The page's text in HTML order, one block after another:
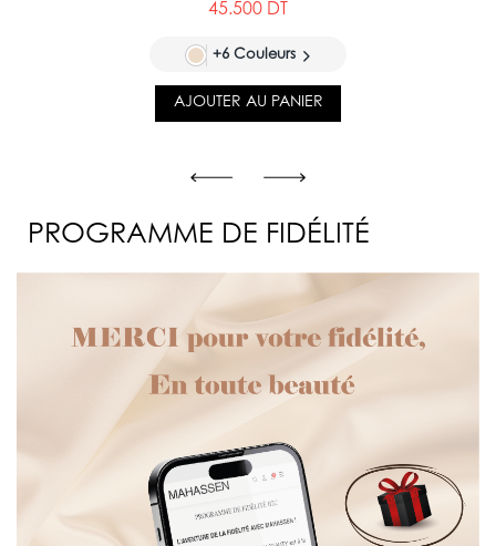
45.500 DT
+6 Couleurs
AJOUTER AU PANIER
PROGRAMME DE FIDÉLITÉ